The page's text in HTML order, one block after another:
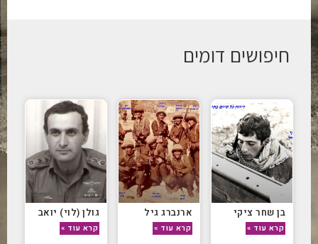
חיפושים דומים
בן שחר ציקי
קרא עוד »
ארנברג גיל
קרא עוד »
גולן (לוי) יואב
קרא עוד »